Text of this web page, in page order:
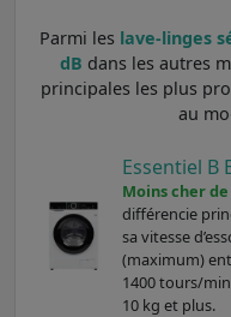
Parmi les lave-linges
dB dans les autres
principales les plus
au
Essentiel B
Moins cher de
différencie
sa vitesse
(maximum)
1400 tours/
10 kg et plus.